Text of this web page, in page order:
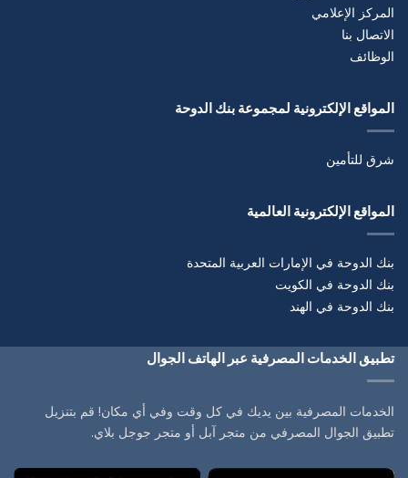
المركز الإعلامي
الاتصال بنا
الوظائف
المواقع الإلكترونية لمجموعة بنك الدوحة
شرق للتأمين
المواقع الإلكترونية العالمية
بنك الدوحة في الإمارات العربية المتحدة
بنك الدوحة في الكويت
بنك الدوحة في الهند
تطبيق الخدمات المصرفية عبر الهاتف الجوال
الخدمات المصرفية بين يديك في كل وقت وفي أي مكان! قم بتنزيل
تطبيق الجوال المصرفي من متجر آبل أو متجر جوجل بلاي.